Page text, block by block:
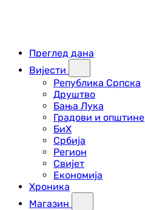
Преглед дана
Вијести
Република Српска
Друштво
Бања Лука
Градови и општине
БиХ
Србија
Регион
Свијет
Економија
Хроника
Магазин